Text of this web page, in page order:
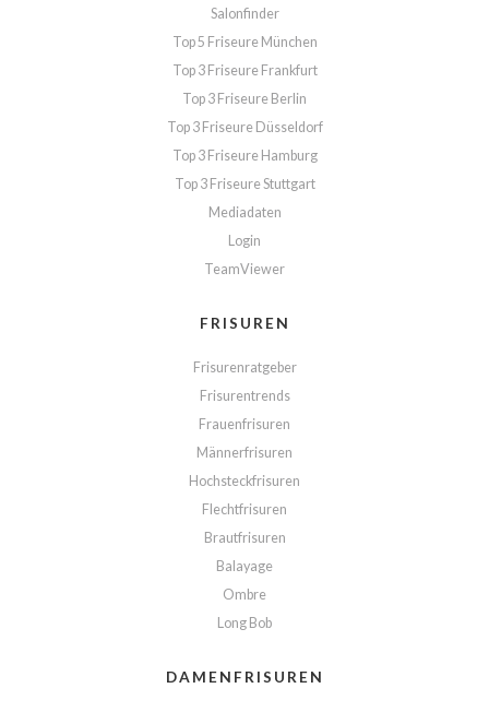
Salonfinder
Top 5 Friseure München
Top 3 Friseure Frankfurt
Top 3 Friseure Berlin
Top 3 Friseure Düsseldorf
Top 3 Friseure Hamburg
Top 3 Friseure Stuttgart
Mediadaten
Login
TeamViewer
FRISUREN
Frisurenratgeber
Frisurentrends
Frauenfrisuren
Männerfrisuren
Hochsteckfrisuren
Flechtfrisuren
Brautfrisuren
Balayage
Ombre
Long Bob
DAMENFRISUREN